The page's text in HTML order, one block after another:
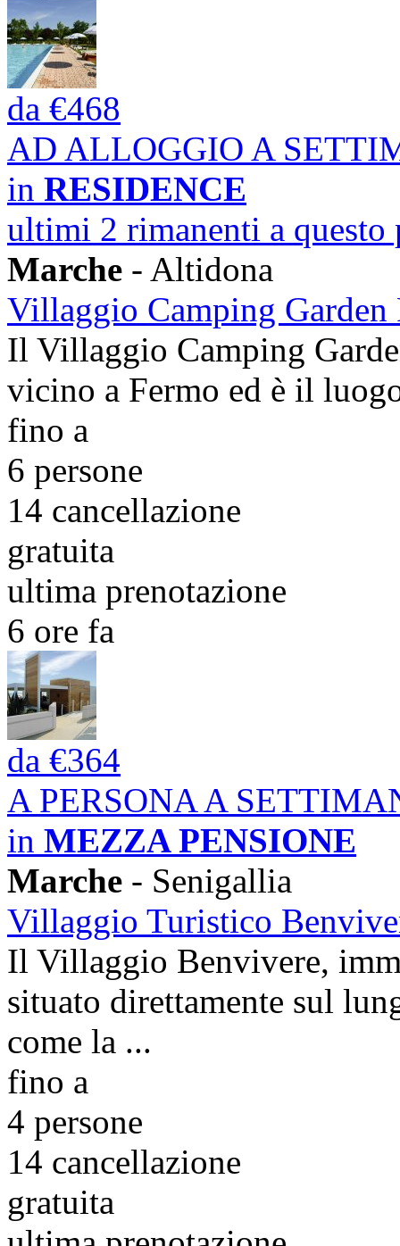
da €468
AD ALLOGGIO A
in RESIDENCE
ultimi 2 rimanenti a questo
Marche - Altidona
Villaggio Camping Garden
Il Villaggio Camping
vicino a Fermo ed è il
fino a
6 persone
14 cancellazione
gratuita
ultima prenotazione
6 ore fa
da €364
A PERSONA A
in MEZZA PENSIONE
Marche - Senigallia
Villaggio Turistico
Il Villaggio Benvivere,
situato direttamente sul
come la ...
fino a
4 persone
14 cancellazione
gratuita